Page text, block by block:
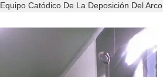
Equipo Catódico De La Deposición Del Arco